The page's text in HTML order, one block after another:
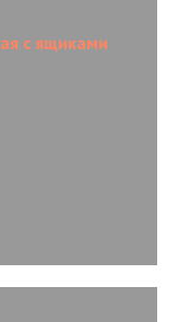
с ящиками